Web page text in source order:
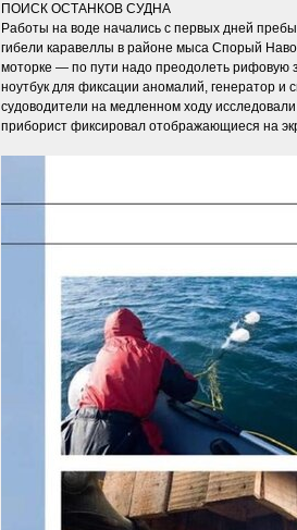
ПОИСК ОСТАНКОВ СУДНА
Работы на воде начались с первых дней
гибели каравеллы в районе мыса Спорый
моторке — по пути надо преодолеть рифовую
ноутбук для фиксации аномалий, генератор и
судоводители на медленном ходу
приборист фиксировал отображающиеся на